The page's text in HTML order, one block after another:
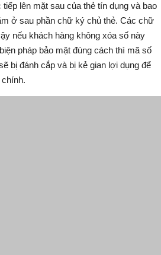
lên mặt sau của thẻ tín dụng và bao
ở sau phần chữ ký chủ thẻ. Các chữ
nếu khách hàng không xóa số này
pháp bảo mật đúng cách thì mã số
bị đánh cắp và bị kẻ gian lợi dụng để